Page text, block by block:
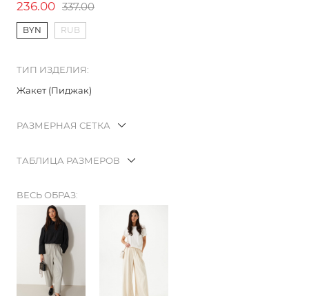
236.00 337.00
BYN RUB
ТИП ИЗДЕЛИЯ:
Жакет (Пиджак)
РАЗМЕРНАЯ СЕТКА
ТАБЛИЦА РАЗМЕРОВ
ВЕСЬ ОБРАЗ: